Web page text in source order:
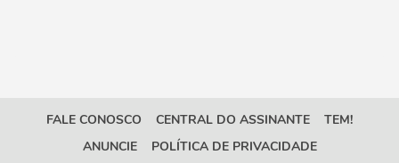
FALE CONOSCO CENTRAL DO ASSINANTE
TEM!
ANUNCIE
POLÍTICA DE PRIVACIDADE